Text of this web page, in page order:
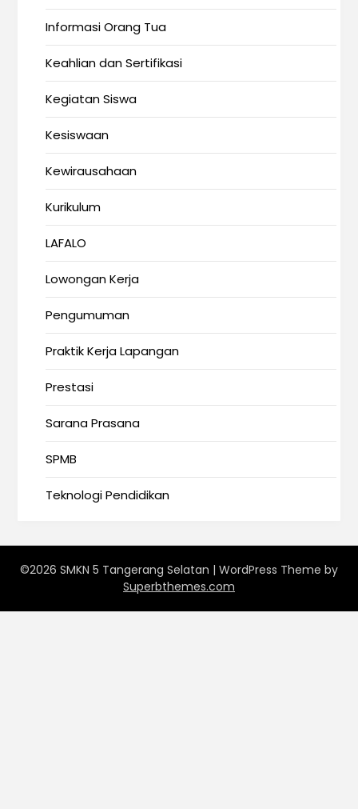
Informasi Orang Tua
Keahlian dan Sertifikasi
Kegiatan Siswa
Kesiswaan
Kewirausahaan
Kurikulum
LAFALO
Lowongan Kerja
Pengumuman
Praktik Kerja Lapangan
Prestasi
Sarana Prasana
SPMB
Teknologi Pendidikan
©2026 SMKN 5 Tangerang Selatan | WordPress Theme by
Superbthemes.com